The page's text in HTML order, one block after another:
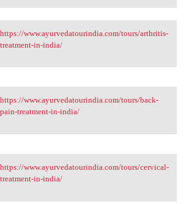
www.ayurvedatourindia
https://www.ayurvedatourindia.com/tours/arthritis-
treatment-in-india/
www.ayurvedatourindia
https://www.ayurvedatourindia.com/tours/back-
pain-treatment-in-india/
www.ayurvedatourindia
https://www.ayurvedatourindia.com/tours/cervical-
treatment-in-india/